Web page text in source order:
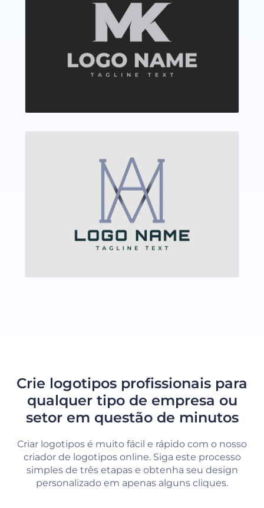
Crie logotipos profissionais para
qualquer tipo de empresa ou
setor em questão de minutos
Criar logotipos é muito fácil e rápido com o nosso
criador de logotipos online. Siga este processo
simples de três etapas e obtenha seu design
personalizado em apenas alguns cliques.